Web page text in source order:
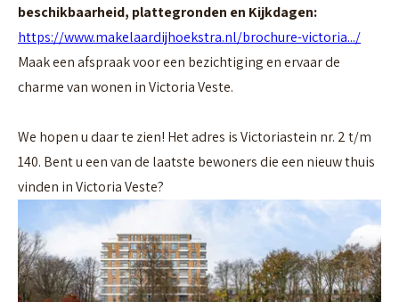
beschikbaarheid, plattegronden en Kijkdagen:
https://www.makelaardijhoekstra.nl/brochure-victoria.../
Maak een afspraak voor een bezichtiging enervaar de
charme van wonen in Victoria Veste.
We hopen u daar te zien! Het adres is Victoriastein nr. 2 t/m
140. Bent u een van de laatste bewoners die een nieuw thuis
vinden in Victoria Veste?